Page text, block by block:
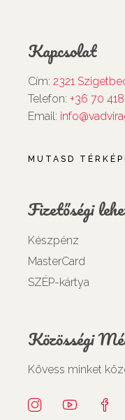
Kapcsolat
Cím: 2321
Telefon: +36 70
Email:
MUTASD
Fizetőségi
Készpénz
MasterCard
SZÉP-kártya
Közösségi
Kövess minket